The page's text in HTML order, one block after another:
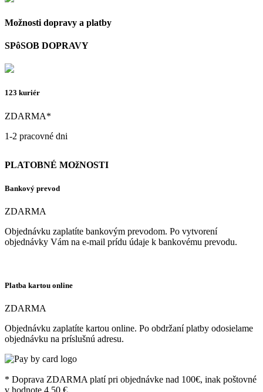
Možnosti dopravy a platby
SPôSOB DOPRAVY
123 kuriér
ZDARMA*
1-2 pracovné dni
PLATOBNÉ MOžNOSTI
Bankový prevod
ZDARMA
Objednávku zaplatíte bankovým prevodom. Po vytvorení
objednávky Vám na e-mail prídu údaje k bankovému prevodu.
Platba kartou online
ZDARMA
Objednávku zaplatíte kartou online. Po obdržaní platby odosielame
objednávku na príslušnú adresu.
* Doprava ZDARMA platí pri objednávke nad 100€, inak poštovné
v hodnote 4,50 €.